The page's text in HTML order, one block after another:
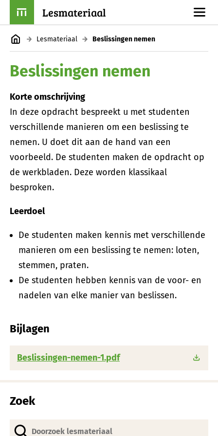
Lesmateriaal
Lesmateriaal Beslissingen nemen
Beslissingen nemen
Korte omschrijving
In deze opdracht bespreekt u met studenten
verschillende manieren om een beslissing te
nemen. U doet dit aan de hand van een
voorbeeld. De studenten maken de opdracht op
de werkbladen. Deze worden klassikaal
besproken.
Leerdoel
De studenten maken kennis met verschillende
manieren om een beslissing te nemen: loten,
stemmen, praten.
De studenten hebben kennis van de voor- en
nadelen van elke manier van beslissen.
Bijlagen
Beslissingen-nemen-1.pdf
Zoek